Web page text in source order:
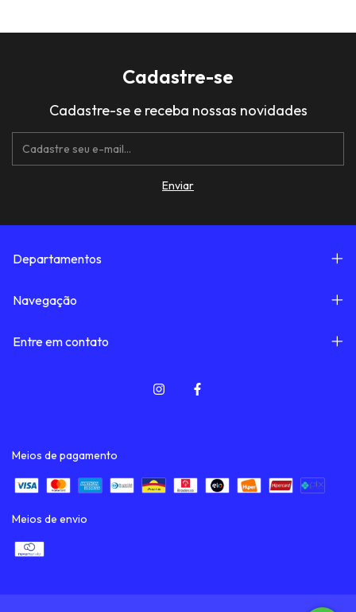
Cadastre-se
Cadastre-se e receba nossas novidades
Departamentos
Navegação
Entre em contato
Meios de pagamento
Meios de envio